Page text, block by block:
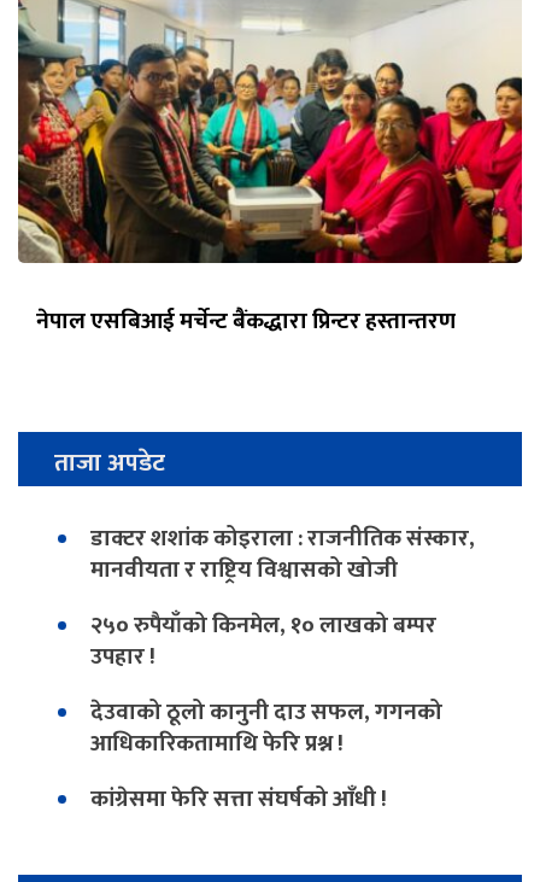
नेपाल एसबिआई मर्चेन्ट बैंकद्धारा प्रिन्टर हस्तान्तरण
ताजा अपडेट
डाक्टर शशांक कोइराला : राजनीतिक संस्कार,
मानवीयता र राष्ट्रिय विश्वासको खोजी
२५० रुपैयाँको किनमेल, १० लाखको बम्पर
उपहार !
देउवाको ठूलो कानुनी दाउ सफल, गगनको
आधिकारिकतामाथि फेरि प्रश्न !
कांग्रेसमा फेरि सत्ता संघर्षको आँधी !